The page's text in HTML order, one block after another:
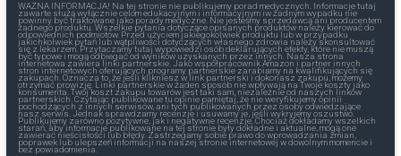
WAŻNA INFORMACJA! Na tej stronie nie publikujemy porad medycznych. Informacje tutaj
zawarte służą wyłącznie celom edukacyjnym i informacyjnym iw żadnym wypadku nie
powinny być traktowane jako porady medyczne. Nie jesteśmy sprzedawcą ani producentem
żadnego produktu. Wszelkie pytania dotyczące opisanych produktów należy kierować do
odpowiednich podmiotów. Przed użyciem jakiegokolwiek produktu lub w przypadku
jakichkolwiek pytań lub wątpliwości dotyczących własnego zdrowia należy skonsultować
się z lekarzem. Przytaczamy tutaj wypowiedzi osób deklarujących efekty, które nie muszą
być typowe i mogą odbiegać od wyników uzyskanych przez innych. Nasza strona
internetowa zawiera linki partnerskie. Jako współpracownik Amazon i partner innych
stron internetowych oferujących programy partnerskie zarabiamy na kwalifikujących się
zakupach. Oznacza to, że jeśli klikniesz w link partnerski i dokonasz zakupu, możemy
otrzymać prowizję. Linki partnerskie w żaden sposób nie wpływają na Twoje koszty jako
konsumenta. Twój koszt zakupu towarów jest taki sam, niezależnie od naszych linków
partnerskich. Czytając publikowane tu opinie pamiętaj, że nie weryfikujemy opinii
pochodzących z innych serwisów, ani tych publikowanych przez osoby odwiedzające
nasz serwis. Jednak sprawdzamy recenzje i usuwamy je, jeśli wykryjemy oszustwo.
Publikujemy zarówno pozytywne, jak i negatywne recenzje. Chociaż dokładamy wszelkich
starań, aby informacje publikowane na tej stronie były dokładne i aktualne, mogą one
zawierać nieścisłości lub błędy. Zastrzegamy sobie prawo do wprowadzania zmian,
poprawek lub ulepszeń informacji na naszej stronie internetowej w dowolnym momencie i
bez powiadomienia.